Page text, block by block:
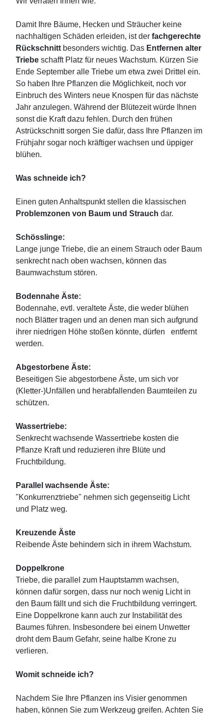
Damit Ihre Bäume, Hecken und Sträucher keine
nachhaltigen Schäden erleiden, ist der fachgerechte
Rückschnitt besonders wichtig. Das Entfernen alter
Triebe schafft Platz für neues Wachstum. Kürzen Sie
Ende September alle Triebe um etwa zwei Drittel ein.
So haben Ihre Pflanzen die Möglichkeit, noch vor
Einbruch des Winters neue Knospen für das nächste
Jahr anzulegen. Während der Blütezeit würde Ihnen
sonst die Kraft dazu fehlen. Durch den frühen
Astrückschnitt sorgen Sie dafür, dass Ihre Pflanzen im
Frühjahr sogar noch kräftiger wachsen und üppiger
blühen.
Was schneide ich?
Einen guten Anhaltspunkt stellen die klassischen
Problemzonen von Baum und Strauch dar.
Schösslinge:
Lange junge Triebe, die an einem Strauch oder Baum
senkrecht nach oben wachsen, können das
Baumwachstum stören.
Bodennahe Äste:
Bodennahe, evtl. veraltete Äste, die weder blühen
noch Blätter tragen und an denen man sich aufgrund
ihrer niedrigen Höhe stoßen könnte, dürfen entfernt
werden.
Abgestorbene Äste:
Beseitigen Sie abgestorbene Äste, um sich vor
(Kletter-)Unfällen und herabfallenden Baumteilen zu
schützen.
Wassertriebe:
Senkrecht wachsende Wassertriebe kosten die
Pflanze Kraft und reduzieren ihre Blüte und
Fruchtbildung.
Parallel wachsende Äste:
"Konkurrenztriebe" nehmen sich gegenseitig Licht
und Platz weg.
Kreuzende Äste
Reibende Äste behindern sich in ihrem Wachstum.
Doppelkrone
Triebe, die parallel zum Hauptstamm wachsen,
können dafür sorgen, dass nur noch wenig Licht in
den Baum fällt und sich die Fruchtbildung verringert.
Eine Doppelkrone kann auch zur Instabilität des
Baumes führen. Insbesondere bei einem Unwetter
droht dem Baum Gefahr, seine halbe Krone zu
verlieren.
Womit schneide ich?
Nachdem Sie Ihre Pflanzen ins Visier genommen
haben, können Sie zum Werkzeug greifen. Achten Sie